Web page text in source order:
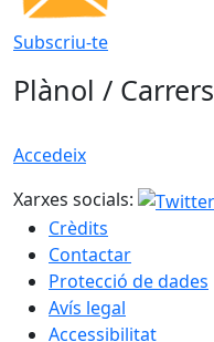
Subscriu-te
Plànol / Carrers
Accedeix
Xarxes socials:
Crèdits
Contactar
Protecció de dades
Avís legal
Accessibilitat